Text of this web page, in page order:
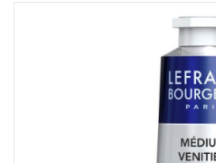
Dessin & arts graphiques
Cartons mousse & plume